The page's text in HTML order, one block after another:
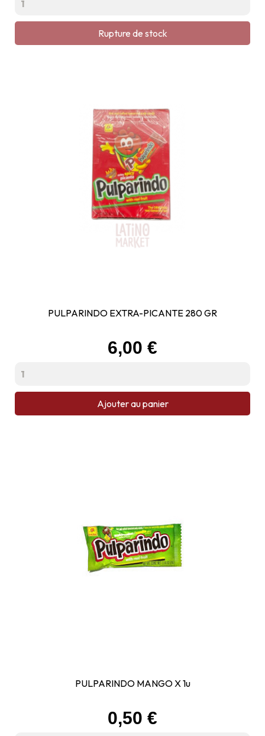
Rupture de stock
PULPARINDO EXTRA-PICANTE 280 GR
Prix
6,00 €
Ajouter au panier
PULPARINDO MANGO X 1u
Prix
0,50 €